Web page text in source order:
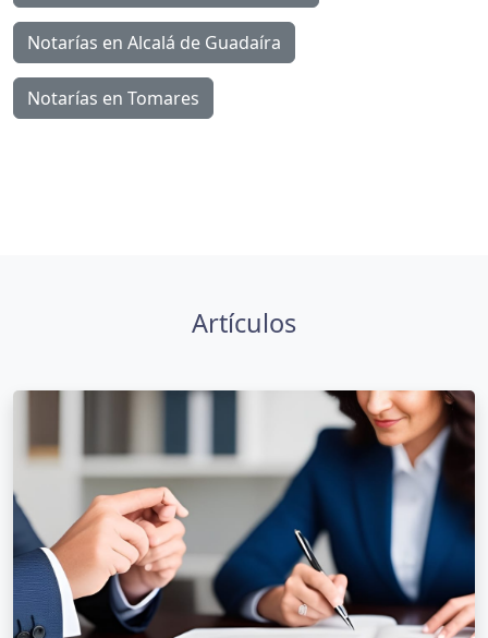
Notarías en Alcalá de Guadaíra
Notarías en Tomares
Artículos